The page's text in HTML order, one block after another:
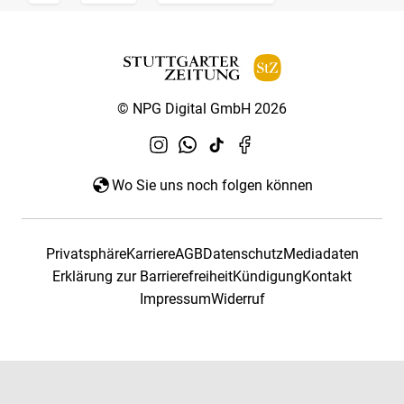
© NPG Digital GmbH 2026
Wo Sie uns noch folgen können
PrivatsphäreKarriereAGBDatenschutzMediadaten
Erklärung zur BarrierefreiheitKündigungKontakt
ImpressumWiderruf